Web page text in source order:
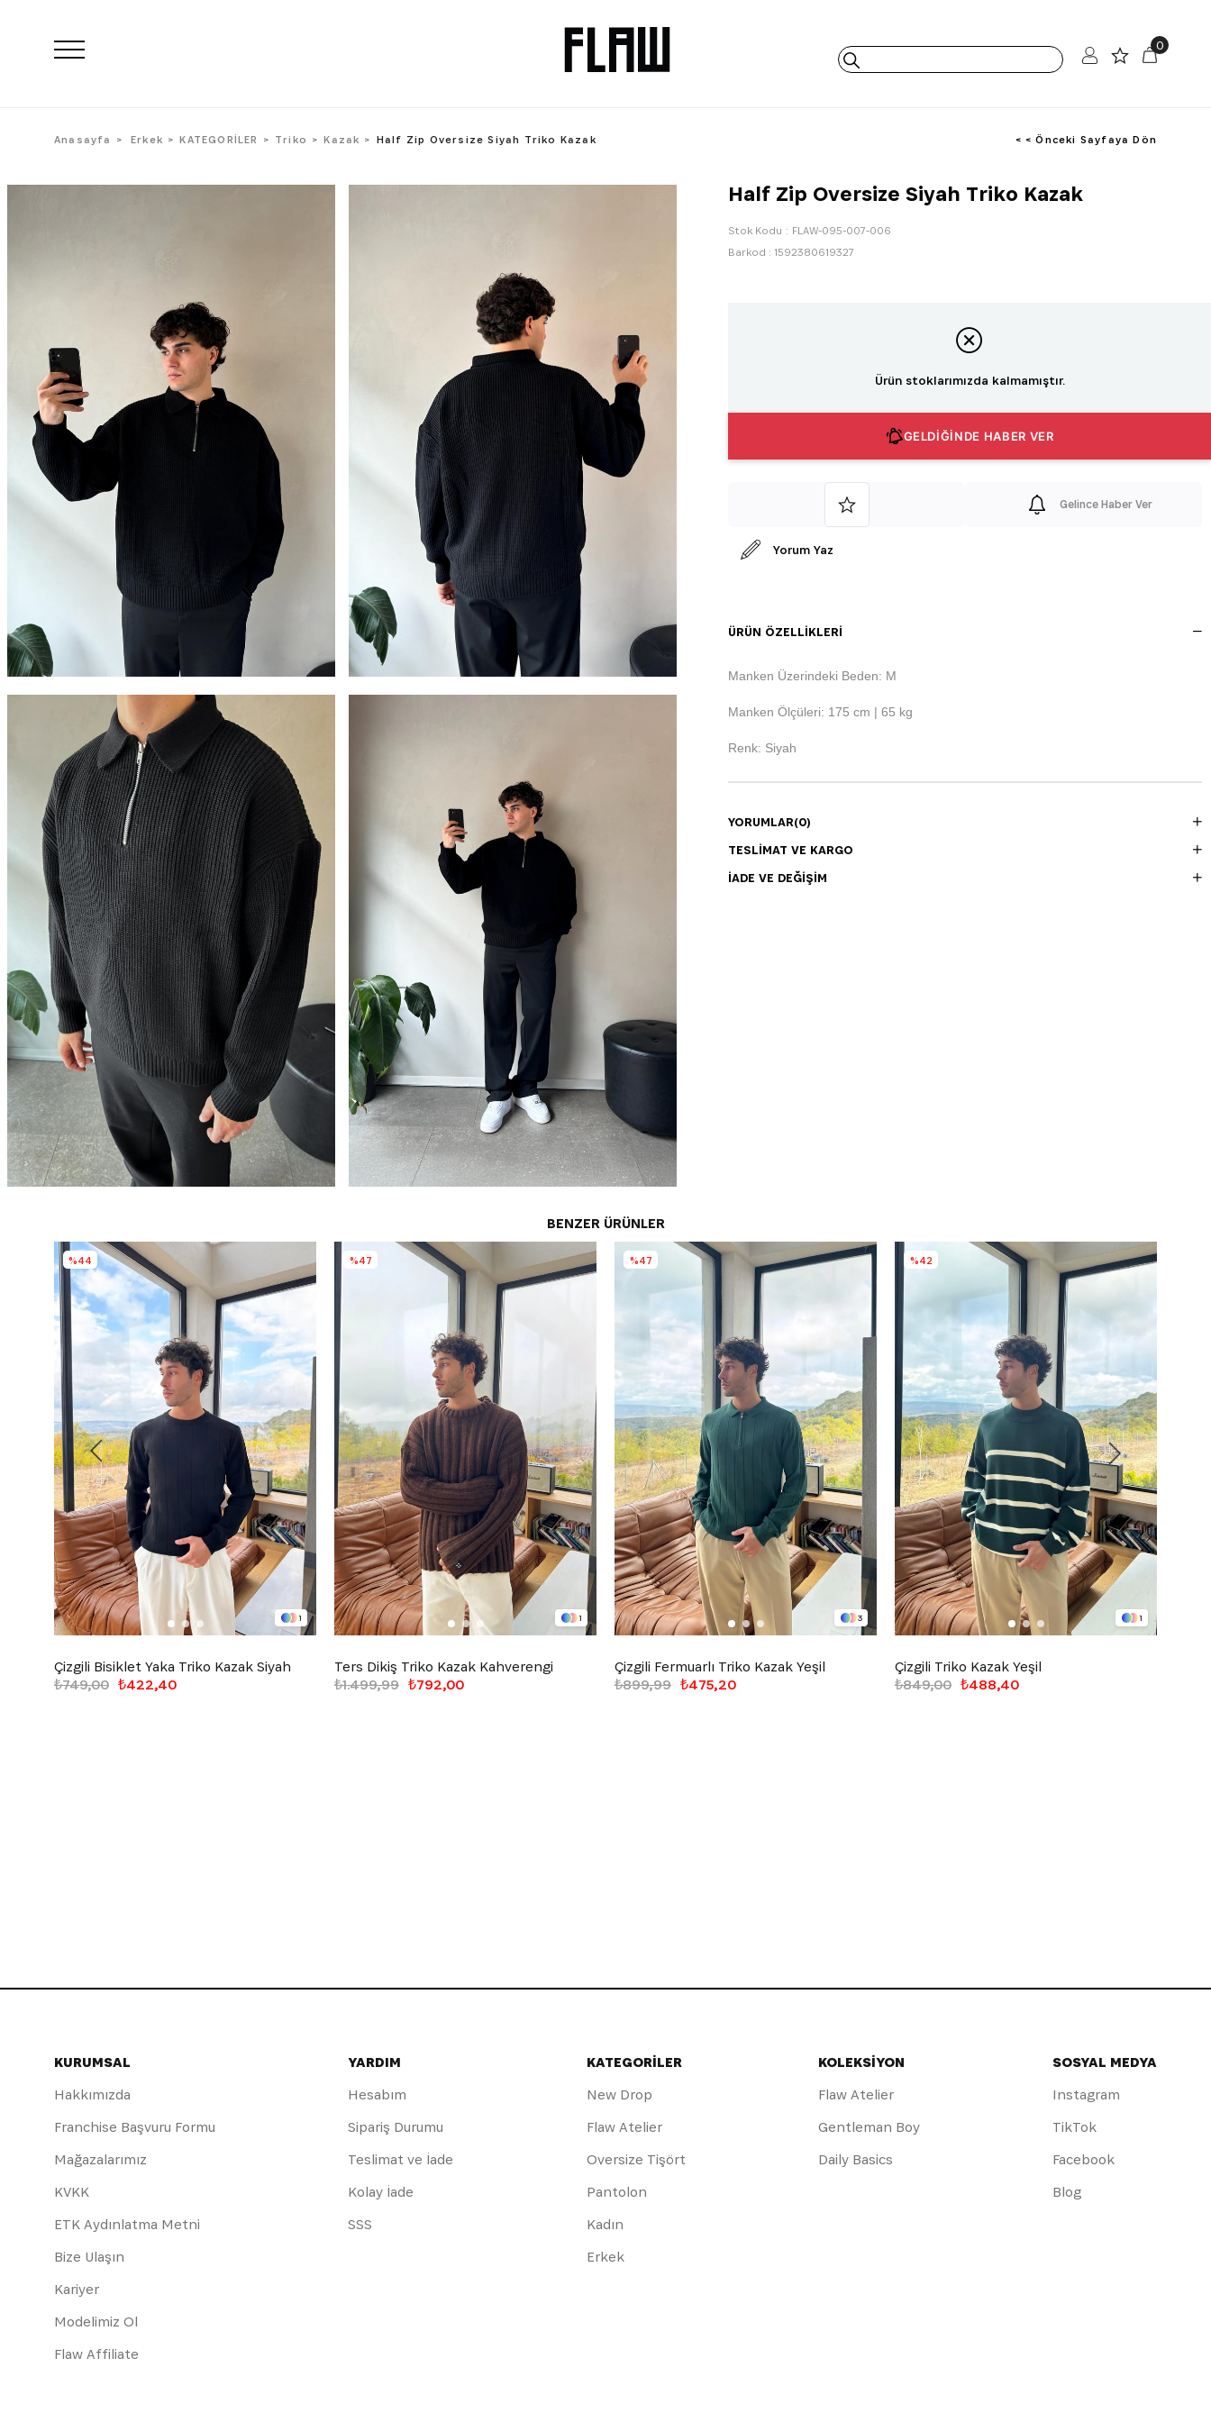
0
Anasayfa Erkek KATEGORİLER Triko Kazak Half Zip Oversize Siyah Triko Kazak < < Önceki Sayfaya Dön
Half Zip Oversize Siyah Triko Kazak
Stok Kodu
FLAW-095-007-006
Barkod : 1592380619327
Ürün stoklarımızda kalmamıştır.
GELDİĞİNDE HABER VER
Gelince Haber Ver
Yorum Yaz
ÜRÜN ÖZELLIKLERI
Manken Üzerindeki Beden: M
Manken Ölçüleri: 175 cm | 65 kg
Renk: Siyah
YORUMLAR(0)
TESLIMAT VE KARGO
İADE VE DEĞIŞIM
BENZER ÜRÜNLER
1
Çizgili Bisiklet Yaka Triko Kazak Siyah
₺422,40
₺749,00
%44
1
Ters Dikiş Triko Kazak Kahverengi
₺792,00
₺1.499,99
%47
3
Çizgili Fermuarlı Triko Kazak Yeşil
₺475,20
₺899,99
%47
1
Çizgili Triko Kazak Yeşil
₺488,40
₺849,00
%42
KURUMSAL
Hakkımızda
Franchise Başvuru Formu
Mağazalarımız
KVKK
ETK Aydınlatma Metni
Bize Ulaşın
Kariyer
Modelimiz Ol
Flaw Affiliate
YARDIM
Hesabım
Sipariş Durumu
Teslimat ve İade
Kolay İade
SSS
KATEGORİLER
New Drop
Flaw Atelier
Oversize Tişört
Pantolon
Kadın
Erkek
KOLEKSİYON
Flaw Atelier
Gentleman Boy
Daily Basics
SOSYAL MEDYA
Instagram
TikTok
Facebook
Blog